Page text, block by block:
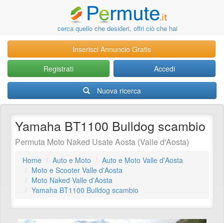
cerca quello che desideri, offri ciò che hai
Inserisci Annuncio Gratis
Registrati
Accedi
Nuova ricerca
Yamaha BT1100 Bulldog scambio
Permuta Moto Naked Usate Aosta (Valle d'Aosta)
Home Auto e Moto
Auto e Moto Valle d'Aosta
Moto e Scooter Valle d'Aosta
Moto Naked Valle d'Aosta
Yamaha BT1100 Bulldog scambio